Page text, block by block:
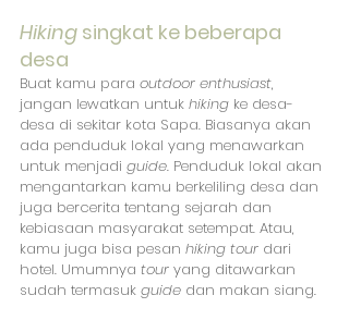
Hiking singkat ke beberapa
desa
Buat kamu para outdoor enthusiast,
jangan lewatkan untuk hiking ke desa-
desa di sekitar kota Sapa. Biasanya akan
ada penduduk lokal yang menawarkan
untuk menjadi guide. Penduduk lokal akan
mengantarkan kamu berkeliling desa dan
juga bercerita tentang sejarah dan
kebiasaan masyarakat setempat. Atau,
kamu juga bisa pesan hiking tour dari
hotel. Umumnya tour yang ditawarkan
sudah termasuk guide dan makan siang.